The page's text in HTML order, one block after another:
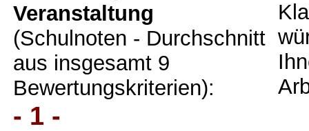
Veranstaltung
(Schulnoten - Durchschnitt
aus insgesamt 9
Bewertungskriterien):
- 1 -